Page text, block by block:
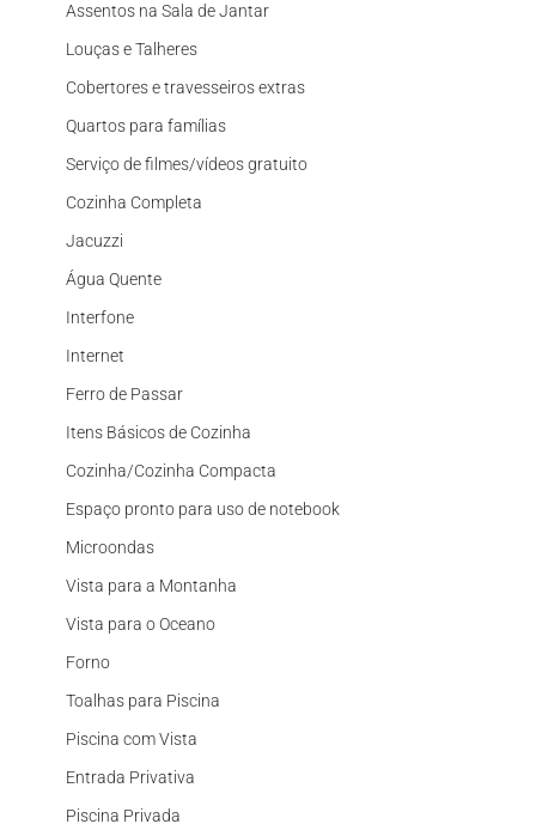
Assentos na Sala de Jantar
Louças e Talheres
Cobertores e travesseiros extras
Quartos para famílias
Serviço de filmes/vídeos gratuito
Cozinha Completa
Jacuzzi
Água Quente
Interfone
Internet
Ferro de Passar
Itens Básicos de Cozinha
Cozinha/Cozinha Compacta
Espaço pronto para uso de notebook
Microondas
Vista para a Montanha
Vista para o Oceano
Forno
Toalhas para Piscina
Piscina com Vista
Entrada Privativa
Piscina Privada